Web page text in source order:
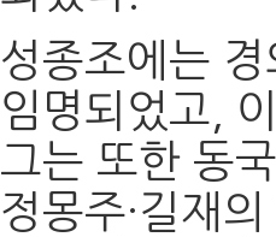
성종조에는
임명되었고,
그는 또한 동
정몽주·길재